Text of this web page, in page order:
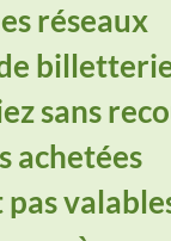
réseaux
sans
achetées
pas